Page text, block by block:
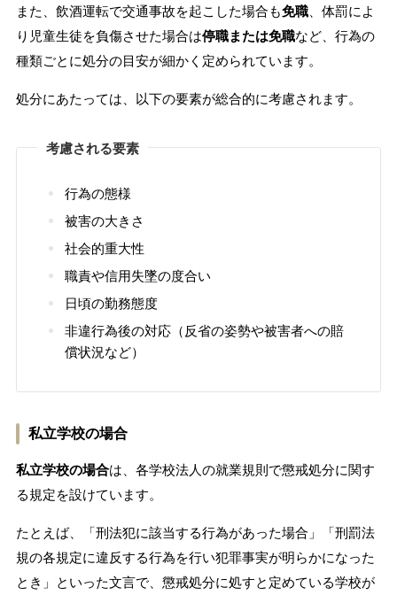
また、飲酒運転で交通事故を起こした場合も免職、体罰によ
り児童生徒を負傷させた場合は停職または免職など、行為の
種類ごとに処分の目安が細かく定められています。
処分にあたっては、以下の要素が総合的に考慮されます。
考慮される要素
行為の態様
被害の大きさ
社会的重大性
職責や信用失墜の度合い
日頃の勤務態度
非違行為後の対応（反省の姿勢や被害者への賠
償状況など）
私立学校の場合
私立学校の場合は、各学校法人の就業規則で懲戒処分に関す
る規定を設けています。
たとえば、「刑法犯に該当する行為があった場合」「刑罰法
規の各規定に違反する行為を行い犯罪事実が明らかになった
とき」といった文言で、懲戒処分に処すと定めている学校が